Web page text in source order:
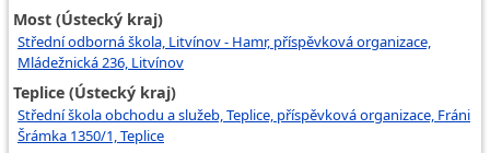
Most (Ústecký kraj)
Střední odborná škola, Litvínov - Hamr, příspěvková organizace,
Mládežnická 236, Litvínov
Teplice (Ústecký kraj)
Střední škola obchodu a služeb, Teplice, příspěvková organizace, Fráni
Šrámka 1350/1, Teplice